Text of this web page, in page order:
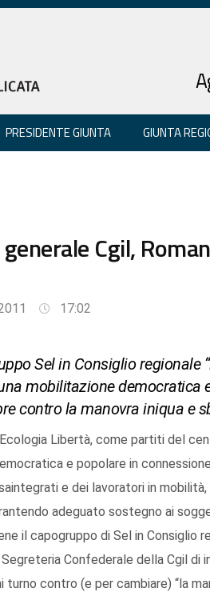
PRESIDENTE GIUNTA GIUNTA
Cgil,
17:02
Sel in Consiglio regionale
mobilitazione democratica
contro la manovra iniqua e
Libertà, come partiti del
e popolare in
e dei lavoratori in
adeguato sostegno ai
il capogruppo di Sel in Consiglio
Confederale della Cgil
turno contro (e per cambiare) “la